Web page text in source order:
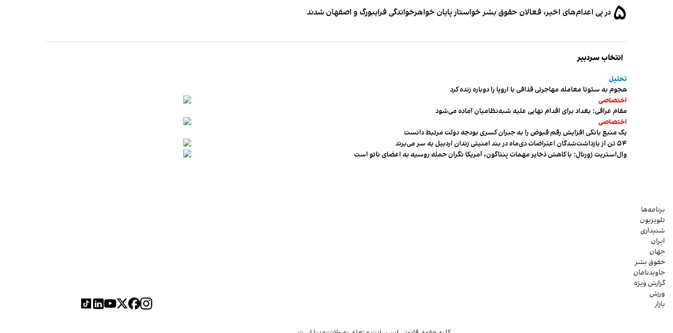
۵ در پی اعدام‌های اخیر، فعالان حقوق بشر خواستار پایان خواهرخواندگی فرایبورگ و اصفهان شدند
انتخاب سردبیر
تحلیل
هجوم به سئوتا معامله مهاجرتی قذافی با اروپا را دوباره زنده کرد
اختصاصی
مقام عراقی: بغداد برای اقدام نهایی علیه شبه‌نظامیان آماده می‌شود
اختصاصی
یک منبع بانکی افزایش رقم قبوض را به جبران کسری بودجه دولت مرتبط دانست
۵۴ تن از بازداشت‌شدگان اعتراضات دی‌ماه در بند امنیتی زندان اردبیل به سر می‌برند
وال‌استریت ژورنال: با کاهش ذخایر مهمات پنتاگون، آمریکا نگران حمله روسیه به اعضای ناتو‌ است
برنامه‌ها
تلویزیون
شنیداری
ایران
جهان
حقوق بشر
جاویدنامان
گزارش ویژه
ورزش
بازار